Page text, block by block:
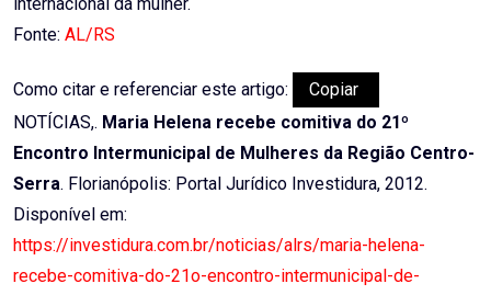
internacional da mulher.
Fonte: AL/RS
Como citar e referenciar este artigo:
Copiar
NOTÍCIAS,. Maria Helena recebe comitiva do 21º
Encontro Intermunicipal de Mulheres da Região Centro-
Serra. Florianópolis: Portal Jurídico Investidura, 2012.
Disponível em:
https://investidura.com.br/noticias/alrs/maria-helena-
recebe-comitiva-do-21o-encontro-intermunicipal-de-